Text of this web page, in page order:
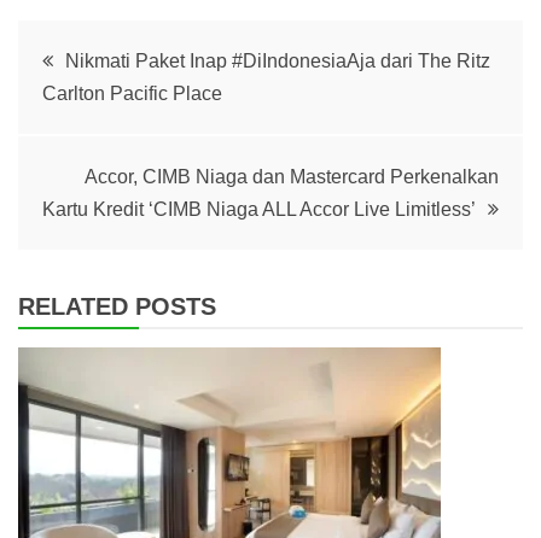
PostNikmati Paket Inap #DiIndonesiaAja dari The Ritz
Carlton Pacific Place
Accor, CIMB Niaga dan Mastercard Perkenalkan
Kartu Kredit ‘CIMB Niaga ALL Accor Live Limitless’
RELATED POSTS